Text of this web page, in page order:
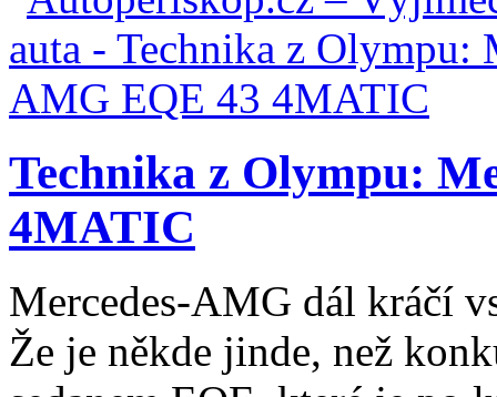
Technika z Olympu:
4MATIC
Mercedes-AMG dál kráčí
Že je někde jinde, než